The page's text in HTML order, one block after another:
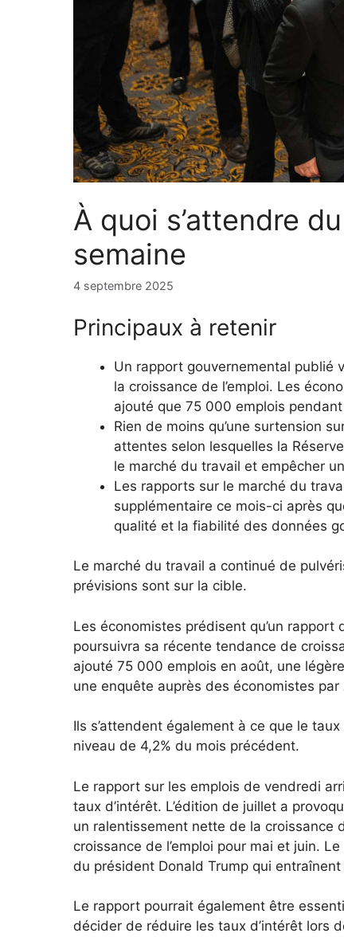
À quoi s’attendre
semaine
4 septembre 2025
Principaux à retenir
Un rapport gouvernemental publié
la croissance de l’emploi. Les
ajouté que 75 000 emplois
Rien de moins qu’une surtension
attentes selon lesquelles la
le marché du travail et empêcher
Les rapports sur le marché du
supplémentaire ce mois-ci après
qualité et la fiabilité des données
Le marché du travail a continué de
prévisions sont sur la cible.
Les économistes prédisent qu’un
poursuivra sa récente tendance de
ajouté 75 000 emplois en août, une
une enquête auprès des économistes par
Ils s’attendent également à ce que le
niveau de 4,2% du mois précédent.
Le rapport sur les emplois de vendredi
taux d’intérêt. L’édition de juillet a
un ralentissement nette de la croissance
croissance de l’emploi pour mai et juin.
du président Donald Trump qui
Le rapport pourrait également être
décider de réduire les taux d’intérêt lors